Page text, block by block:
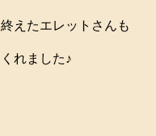
えたエレットさんも
れました♪